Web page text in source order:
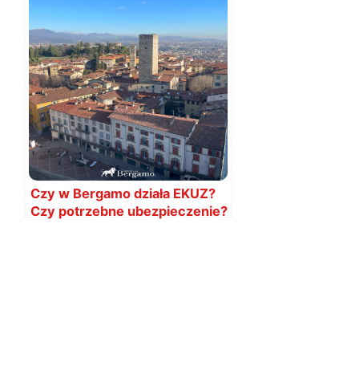
Czy w Bergamo działa EKUZ?
Czy potrzebne ubezpieczenie?